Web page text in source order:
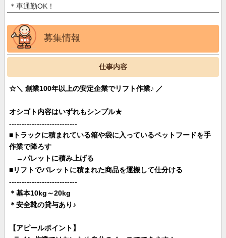
＊車通勤OK！
募集情報
仕事内容
☆＼ 創業100年以上の安定企業でリフト作業♪ ／
オシゴト内容はいずれもシンプル★
---------------------------
■トラックに積まれている箱や袋に入っているペットフードを手
作業で降ろす
→パレットに積み上げる
■リフトでパレットに積まれた商品を運搬して仕分ける
---------------------------
＊基本10kg～20kg
＊安全靴の貸与あり♪
【アピールポイント】